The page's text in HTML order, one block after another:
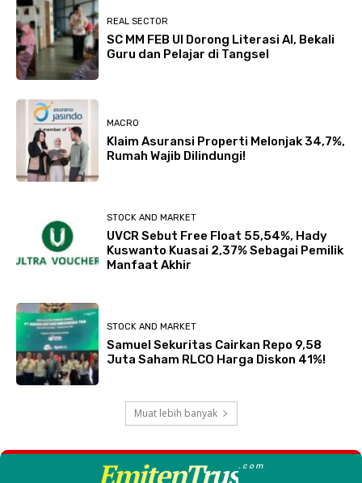
REAL SECTOR
SC MM FEB UI Dorong Literasi AI, Bekali
Guru dan Pelajar di Tangsel
MACRO
Klaim Asuransi Properti Melonjak 34,7%,
Rumah Wajib Dilindungi!
STOCK AND MARKET
UVCR Sebut Free Float 55,54%, Hady
Kuswanto Kuasai 2,37% Sebagai Pemilik
Manfaat Akhir
STOCK AND MARKET
Samuel Sekuritas Cairkan Repo 9,58
Juta Saham RLCO Harga Diskon 41%!
Muat lebih banyak
EmitenTrus.com